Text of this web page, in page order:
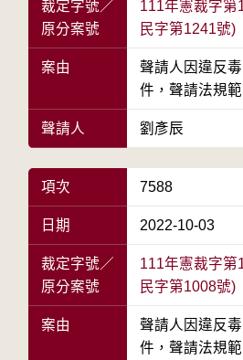
裁定字號／
原分案號
111年憲裁字第
民字第1241號)
案由
聲請人因違反
件，聲請法規
聲請人 劉彥辰
項次 7588
日期 2022-10-03
裁定字號／
原分案號
111年憲裁字第
民字第1008號)
案由
聲請人因違反
件，聲請法規